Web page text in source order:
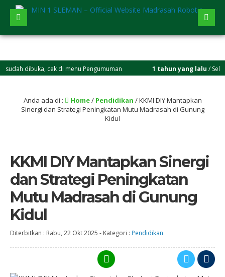
cek di menu Pengumuman 1 tahun yang lalu/ Selamat
Anda ada di : Home/ Pendidikan /KKMI DIY Mantapkan
Sinergi dan Strategi Peningkatan Mutu Madrasah di Gunung
Kidul
KKMI DIY Mantapkan Sinergi
dan Strategi Peningkatan
Mutu Madrasah di Gunung
Kidul
Diterbitkan : Rabu, 22 Okt 2025 - Kategori : Pendidikan